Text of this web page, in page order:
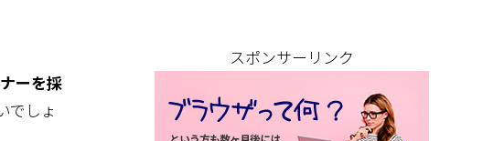
ーを採
でしょ
スポンサーリンク